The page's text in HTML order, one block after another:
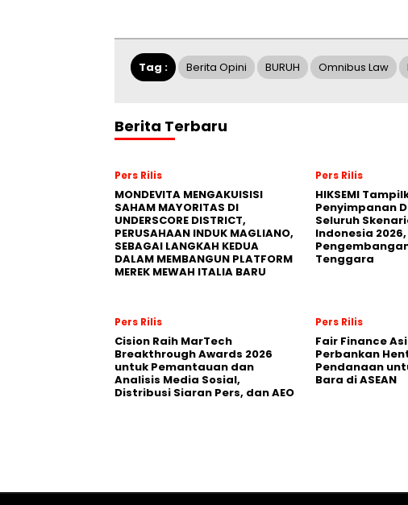
Tag : Berita Opini BURUH Omnibus Law
Berita Terbaru
Pers Rilis
MONDEVITA MENGAKUISISI
SAHAM MAYORITAS DI
UNDERSCORE DISTRICT,
PERUSAHAAN INDUK MAGLIANO,
SEBAGAI LANGKAH KEDUA
DALAM MEMBANGUN PLATFORM
MEREK MEWAH ITALIA BARU
Pers Rilis
HIKSEMI
Penyimpanan
Seluruh
Indonesia
Tenggara
Pers Rilis
Cision Raih MarTech
Breakthrough Awards 2026
untuk Pemantauan dan
Analisis Media Sosial,
Distribusi Siaran Pers, dan AEO
Pers Rilis
Fair Finance
Perbankan
Pendanaan
Bara di ASEAN